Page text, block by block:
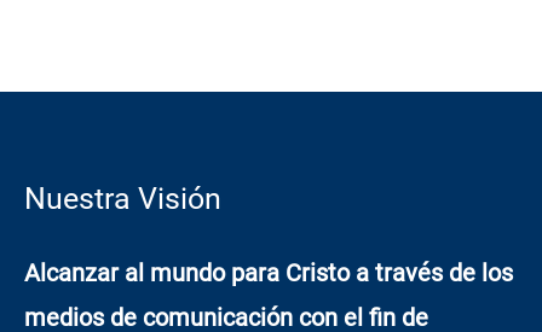
Nuestra Visión
Alcanzar al mundo para Cristo a través de los
medios de comunicación con el fin de